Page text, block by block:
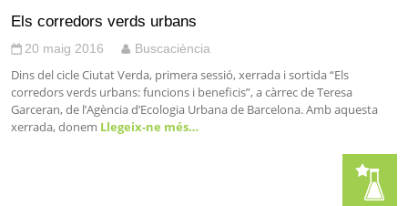
Els corredors verds urbans
20 maig 2016 Buscaciència
Dins del cicle Ciutat Verda, primera sessió, xerrada i sortida “Els
corredors verds urbans: funcions i beneficis”, a càrrec de Teresa
Garceran, de l’Agència d’Ecologia Urbana de Barcelona. Amb aquesta
xerrada, donem Llegeix-ne més…